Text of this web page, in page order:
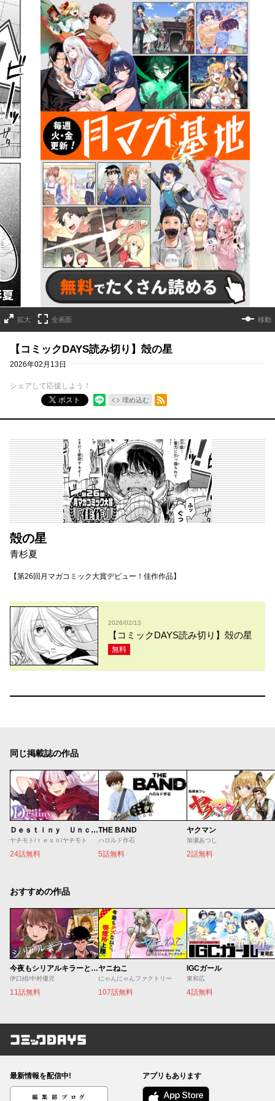
拡大 全画面 移動
【コミックDAYS読み切り】殻の星
2026年02月13日
シェアして応援しよう！
ポスト
埋め込む
RSSフィード
殻の星
青杉夏
【第26回月マガコミック大賞デビュー！佳作作品】
2026/02/13
【コミックDAYS読み切り】殻の星
無料
同じ掲載誌の作品
Ｄｅｓｔｉｎｙ Ｕｎｃｈａｉｎ Ｏｎｌｉｎｅ 吸血鬼少女となって、やがて『赤の魔王』と呼ばれるようになりました
ヤチモト/ｒｅｓｎ/ヤチモト
24話無料
THE BAND
ハロルド作石
5話無料
ヤクマン
加瀬あつし
2話無料
おすすめの作品
今夜もシリアルキラーと待ち合わせ
伊口紺/中村優児
11話無料
ヤニねこ
にゃんにゃんファクトリー
107話無料
IGCガール
東和広
4話無料
コミックDAYS
最新情報を配信中!
編集部ブログ
アプリもあります